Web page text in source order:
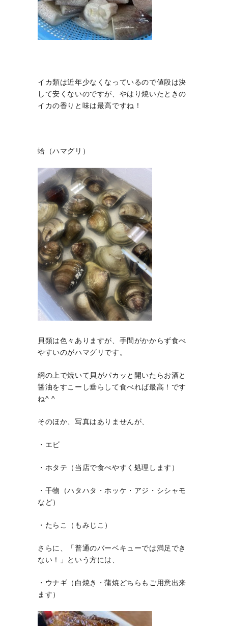
イカ類は近年少なくなっているので値段は決
して安くないのですが、やはり焼いたときの
イカの香りと味は最高ですね！
蛤（ハマグリ）
貝類は色々ありますが、手間がかからず食べ
やすいのがハマグリです。
網の上で焼いて貝がパカッと開いたらお酒と
醤油をすこーし垂らして食べれば最高！です
ね^ ^
そのほか、写真はありませんが、
・エビ
・ホタテ（当店で食べやすく処理します）
・干物（ハタハタ・ホッケ・アジ・シシャモ
など）
・たらこ（もみじこ）
さらに、「普通のバーベキューでは満足でき
ない！」という方には、
・ウナギ（白焼き・蒲焼どちらもご用意出来
ます）